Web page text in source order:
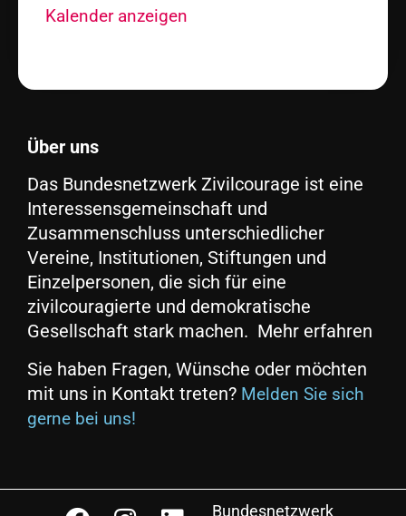
Kalender anzeigen
Über uns
Das Bundesnetzwerk Zivilcourage ist eine
Interessensgemeinschaft und
Zusammenschluss unterschiedlicher
Vereine, Institutionen, Stiftungen und
Einzelpersonen, die sich für eine
zivilcouragierte und demokratische
Gesellschaft stark machen. Mehr erfahren
Sie haben Fragen, Wünsche oder möchten
mit uns in Kontakt treten? Melden Sie sich
gerne bei uns!
Bundesnetzwerk